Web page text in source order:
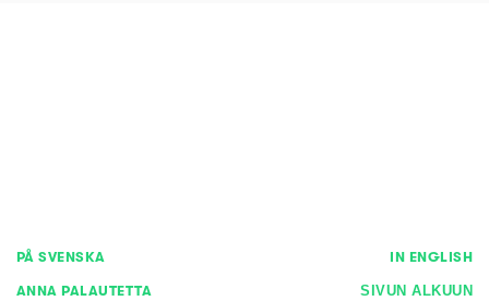
PÅ SVENSKA IN ENGLISH
ANNA PALAUTETTA SIVUN ALKUUN